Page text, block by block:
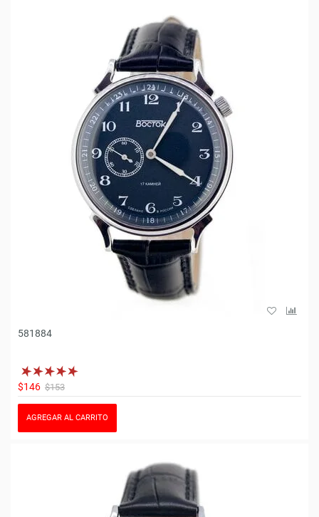
581884
$146 $153
AGREGAR AL CARRITO